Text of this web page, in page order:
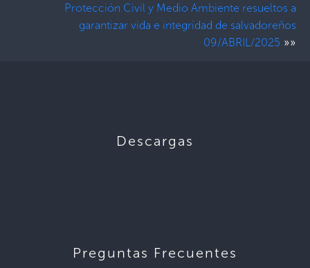
Protección Civil y Medio Ambiente resueltos a
garantizar vida e integridad de salvadoreños
09/ABRIL/2025 »»
Descargas
Preguntas Frecuentes